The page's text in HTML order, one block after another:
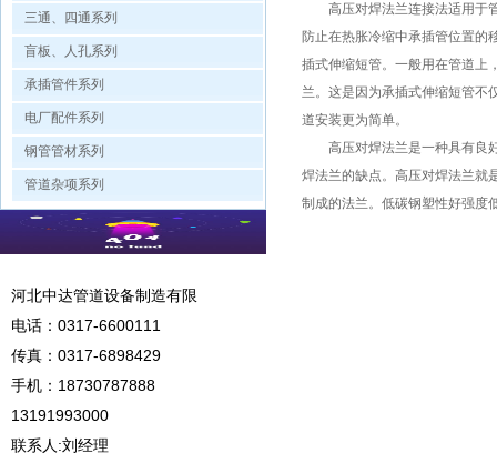
三通、四通系列
盲板、人孔系列
承插管件系列
电厂配件系列
钢管管材系列
管道杂项系列
河北中达管道设备制造有限
电话： 0317-6600111
传真：0317-6898429
手机： 18730787888
13191993000
联系人:刘经理
高压对焊法兰连接法适用于管
防止在热胀冷缩中承插管位置的
插式伸缩短管。一般用在管道上
兰。这是因为承插式伸缩短管不
道安装更为简单。
高压对焊法兰是一种具有良好
焊法兰的缺点。高压对焊法兰就
制成的法兰。低碳钢塑性好强度